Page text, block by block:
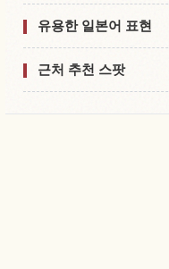
유용한 일본어 표현
근처 추천 스팟